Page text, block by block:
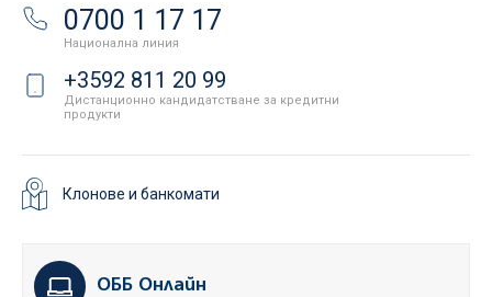
0700 1 17 17
Национална линия
+3592 811 20 99
Дистанционно кандидатстване за кредитни
продукти
Клонове и банкомати
ОББ Онлайн